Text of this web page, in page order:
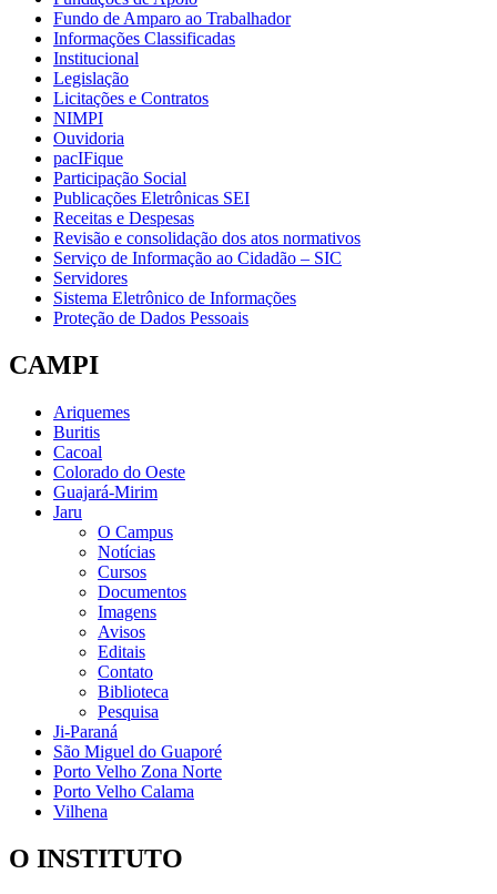
Fundo de Amparo ao Trabalhador
Informações Classificadas
Institucional
Legislação
Licitações e Contratos
NIMPI
Ouvidoria
pacIFique
Participação Social
Publicações Eletrônicas SEI
Receitas e Despesas
Revisão e consolidação dos atos normativos
Serviço de Informação ao Cidadão – SIC
Servidores
Sistema Eletrônico de Informações
Proteção de Dados Pessoais
CAMPI
Ariquemes
Buritis
Cacoal
Colorado do Oeste
Guajará-Mirim
Jaru
O Campus
Notícias
Cursos
Documentos
Imagens
Avisos
Editais
Contato
Biblioteca
Pesquisa
Ji-Paraná
São Miguel do Guaporé
Porto Velho Zona Norte
Porto Velho Calama
Vilhena
O INSTITUTO